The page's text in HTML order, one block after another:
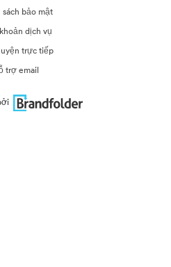
bảo mật
dịch vụ
trực tiếp
trợ email